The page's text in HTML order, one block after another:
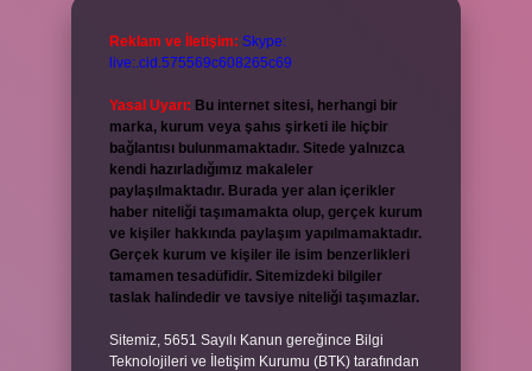
Reklam ve İletişim: Skype:
live:.cid.575569c608265c69
Yasal Uyarı: Bu internet sitesi, herhangi bir
marka, kurum veya şahıs şirketi ile hiçbir
bağlantısı bulunmamaktadır. Sitede yalnızca
kendi hazırladığımız makaleler
paylaşılmaktadır. Burada yer alan içerikler
haber niteliği taşımamakta olup, gerçek kurum
ve kişiler hakkında paylaşım yapılmamaktadır.
Gerçek kurum ve kişiler ile isim benzerlikleri
tamamen tesadüfidir. Sitemizdeki bilgiler
taslak halindedir ve tavsiye niteliği taşımazlar.
Sitemiz, 5651 Sayılı Kanun gereğince Bilgi
Teknolojileri ve İletişim Kurumu (BTK) tarafından